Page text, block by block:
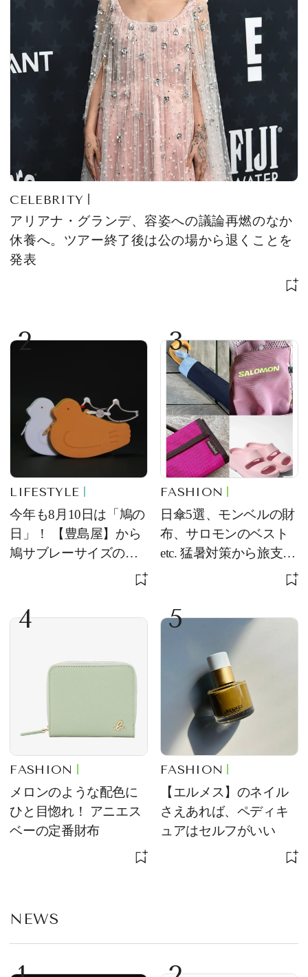
CELEBRITY
アリアナ・グランデ、容姿への議論再燃のなか
休養へ。ツアー終了後は公の場から退くことを
発表
2
LIFESTYLE
今年も8月10日は「鳩の
日」！ 【豊島屋】から
鳩サブレーサイズのポ
ーチ「はとっこ」を限
3
FASHION
日傘5選、モンベルの財
布、サロモンのベスト
etc. 猛暑対策から旅支度
まで！ ｜今週の人気記
4
FASHION
メロンのような配色に
ひと目惚れ！ アニエス
ベーの定番財布
5
FASHION
【エルメス】のネイル
さえあれば、ペディキ
ュアはセルフがいい
NEWS